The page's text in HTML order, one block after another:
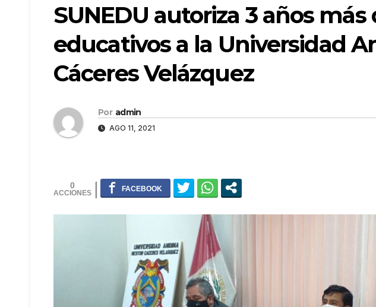
SUNEDU autoriza 3 años más
educativos a la Universidad
Cáceres Velázquez
Por admin
AGO 11, 2021
0